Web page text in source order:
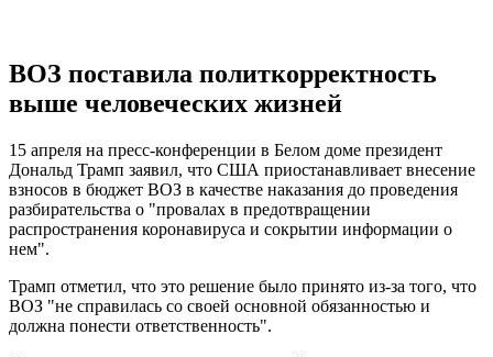
ВОЗ поставила политкорректность
выше человеческих жизней
15 апреля на пресс-конференции в Белом доме президент
Дональд Трамп заявил, что США приостанавливает внесение
взносов в бюджет ВОЗ в качестве наказания до проведения
разбирательства о "провалах в предотвращении
распространения коронавируса и сокрытии информации о
нем".
Трамп отметил, что это решение было принято из-за того, что
ВОЗ "не справилась со своей основной обязанностью и
должна понести ответственность".